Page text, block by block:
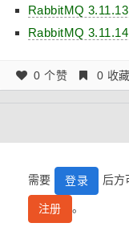
RabbitMQ
RabbitMQ
0 个赞 0 收藏
需要 登录 后方
注册 。